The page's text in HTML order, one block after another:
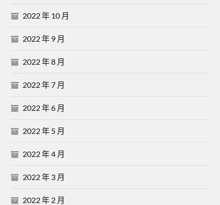
2022 年 10 月
2022 年 9 月
2022 年 8 月
2022 年 7 月
2022 年 6 月
2022 年 5 月
2022 年 4 月
2022 年 3 月
2022 年 2 月